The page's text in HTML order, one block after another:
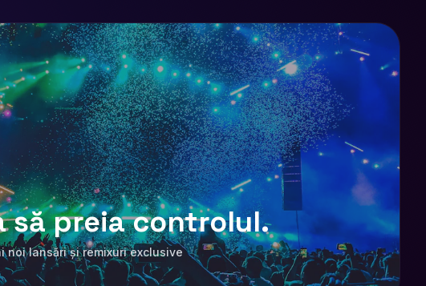
să preia controlul.
noi lansări și remixuri exclusive